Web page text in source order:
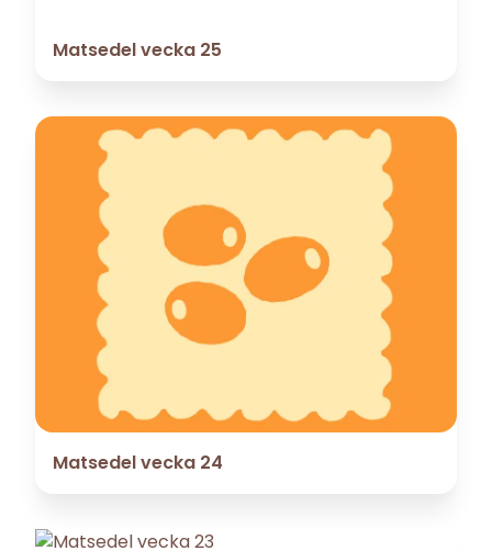
Matsedel vecka 25
Matsedel vecka 24